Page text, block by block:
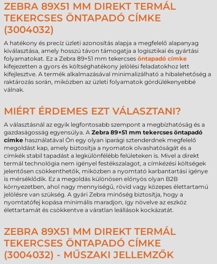
ZEBRA 89X51 MM DIREKT TERMÁL
TEKERCSES ÖNTAPADÓ CÍMKE
(3004032)
A hatékony és precíz üzleti azonosítás alapja a megfelelő alapanyag
kiválasztása, amely hosszú távon támogatja a logisztikai és gyártási
folyamatokat. Ez a Zebra 89×51 mm tekercses öntapadó címke
kifejezetten a gyors és költséghatékony jelölési feladatokhoz lett
kifejlesztve. A termék alkalmazásával minimalizálható a hibalehetőség a
raktározás során, miközben az üzleti folyamatok gördülékenyebbé
válnak.
MIÉRT ÉRDEMES EZT VÁLASZTANI?
A választásnál az egyik legfontosabb szempont a megbízhatóság és a
gazdaságosság egyensúlya. A Zebra 89×51 mm tekercses öntapadó
címke használatával Ön egy olyan iparági sztenderdnek megfelelő
megoldást kap, amely biztosítja a nyomatok olvashatóságát és a
címkék stabil tapadást a legkülönfélébb felületeken is. Mivel a direkt
termál technológia nem igényel festékszalagot, a címkézési költségek
jelentősen csökkenthetők, miközben a nyomtató karbantartási igénye
is mérséklődik. Ez a megoldás különösen előnyös olyan B2B
környezetben, ahol nagy mennyiségű, rövid vagy közepes élettartamú
jelölésre van szükség. A gyári Zebra minőség biztosítja, hogy a
nyomtatófej kopása minimális maradjon, így növelve az eszköz
élettartamát és csökkentve a váratlan leállások kockázatát.
ZEBRA 89X51 MM DIREKT TERMÁL
TEKERCSES ÖNTAPADÓ CÍMKE
(3004032) - MŰSZAKI JELLEMZŐK